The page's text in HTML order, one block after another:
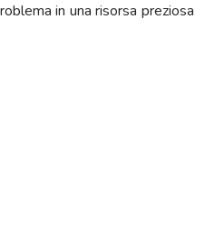
in una risorsa preziosa